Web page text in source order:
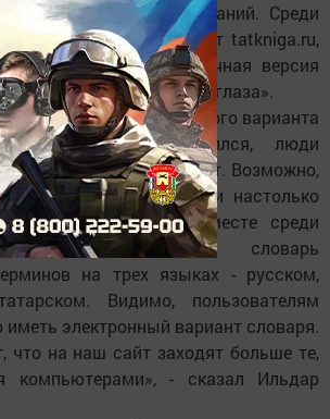
вариантам изданий. Среди
реализуемых через сайт tatkniga.ru,
остается татароязычная версия
«Зулейха открывает глаза».
тиража печатного варианта
А спрос сохранился, люди
мы направляем на сайт. Возможно,
вариант этой книги настолько
что на втором месте среди
находится словарь
на трех языках - русском,
Видимо, пользователям
иметь электронный вариант словаря.
что на наш сайт заходят больше те,
компьютерами», - сказал Ильдар